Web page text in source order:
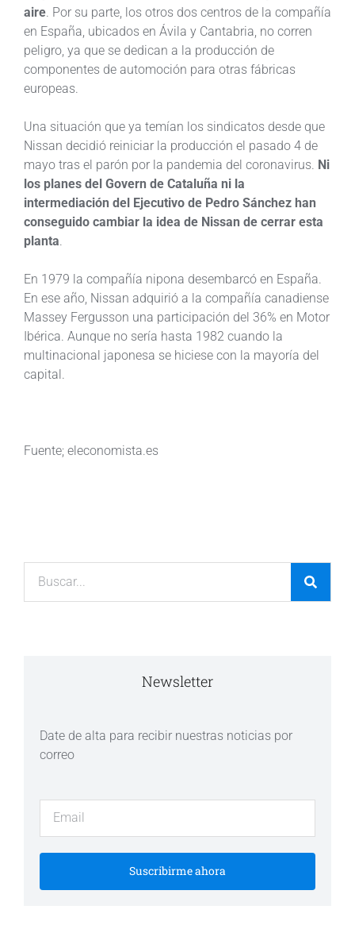
aire. Por su parte, los otros dos centros de la compañía
en España, ubicados en Ávila y Cantabria, no corren
peligro, ya que se dedican a la producción de
componentes de automoción para otras fábricas
europeas.
Una situación que ya temían los sindicatos desde que
Nissan decidió reiniciar la producción el pasado 4 de
mayo tras el parón por la pandemia del coronavirus. Ni
los planes del Govern de Cataluña ni la
intermediación del Ejecutivo de Pedro Sánchez han
conseguido cambiar la idea de Nissan de cerrar esta
planta.
En 1979 la compañía nipona desembarcó en España.
En ese año, Nissan adquirió a la compañía canadiense
Massey Fergusson una participación del 36% en Motor
Ibérica. Aunque no sería hasta 1982 cuando la
multinacional japonesa se hiciese con la mayoría del
capital.
Fuente; eleconomista.es
Newsletter
Date de alta para recibir nuestras noticias por
correo
Suscribirme ahora